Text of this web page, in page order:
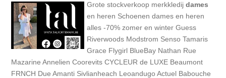
Grote stockverkoop merkkledijdames
en heren Schoenen dames en heren
alles -70% zomer en winter Guess
Riverwoods Modstrom Senso Tamaris
Grace Flygirl BlueBay Nathan Rue
Mazarine Annelien Coorevits CYCLEUR de LUXE Beaumont
FRNCH Due Amanti Sivlianheach Leoandugo Actuel Babouche